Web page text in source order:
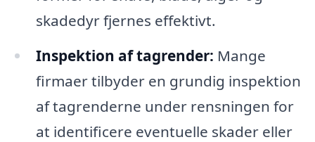
skadedyr fjernes effektivt.
Inspektion af tagrender: Mange
firmaer tilbyder en grundig inspektion
af tagrenderne under rensningen for
at identificere eventuelle skader eller